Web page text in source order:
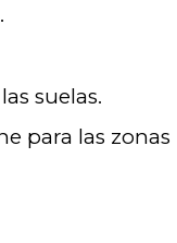
suelas.
para las zonas